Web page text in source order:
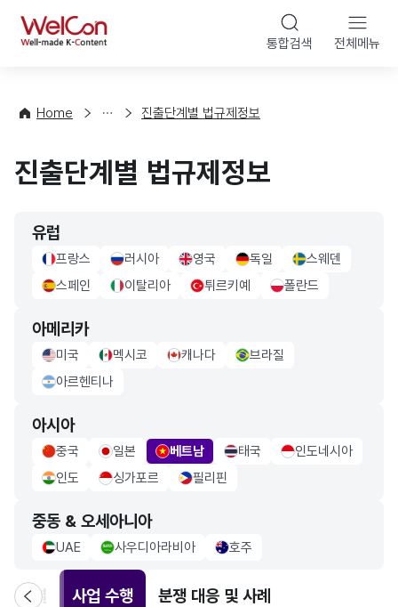
WelCon 통합검색 전체메뉴
Home
률
책
진출단계별 법규제정보
진출단계별 법규제정보
유럽
france Flag
프랑스 russia Flag
러시아 UK Flag
영국 germany Flag
독일 sweden Flag
스웨덴
sapin Flag
스페인 italy Flag
이탈리아 turkiye Flag
튀르키예 poland Flag
폴란드
아메리카
usa Flag
미국 mexico Flag
멕시코 canada Flag
캐나다 brazil Flag
브라질
Argentina Flag
아르헨티나
아시아
china Flag
중국 japan Flag
일본 vietnam Flag
베트남 thailand Flag
태국 indonesia Flag
인도네시아
indo Flag
인도 singapore Flag
싱가포르 philippiness Flag
필리핀
중동 & 오세아니아
uae Flag
UAE saudiarabia Flag
사우디아라비아 Australia Flag
호주
체결 사업 수행 분쟁 대응 및 사례